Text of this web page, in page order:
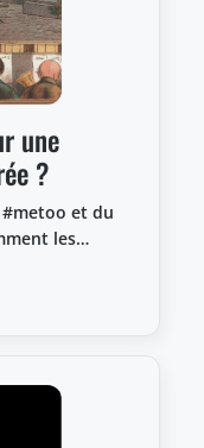
une
?
#metoo et du
les…